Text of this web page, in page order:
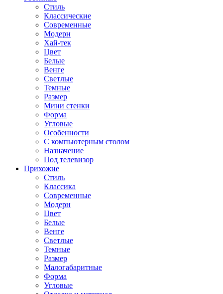
Стиль
Классические
Современные
Модерн
Хай-тек
Цвет
Белые
Венге
Светлые
Темные
Размер
Мини стенки
Форма
Угловые
Особенности
С компьютерным столом
Назначение
Под телевизор
Прихожие
Стиль
Классика
Современные
Модерн
Цвет
Белые
Венге
Светлые
Темные
Размер
Малогабаритные
Форма
Угловые